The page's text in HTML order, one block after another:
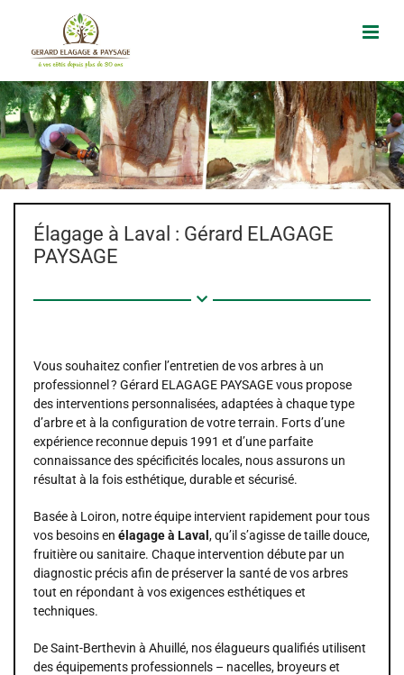
Élagage à Laval : Gérard ELAGAGE
PAYSAGE
Vous souhaitez confier l’entretien de vos arbres à un
professionnel ? Gérard ELAGAGE PAYSAGE vous propose
des interventions personnalisées, adaptées à chaque type
d’arbre et à la configuration de votre terrain. Forts d’une
expérience reconnue depuis 1991 et d’une parfaite
connaissance des spécificités locales, nous assurons un
résultat à la fois esthétique, durable et sécurisé.
Basée à Loiron, notre équipe intervient rapidement pour tous
vos besoins en élagage à Laval, qu’il s’agisse de taille douce,
fruitière ou sanitaire. Chaque intervention débute par un
diagnostic précis afin de préserver la santé de vos arbres
tout en répondant à vos exigences esthétiques et
techniques.
De Saint-Berthevin à Ahuillé, nos élagueurs qualifiés utilisent
des équipements professionnels – nacelles, broyeurs et